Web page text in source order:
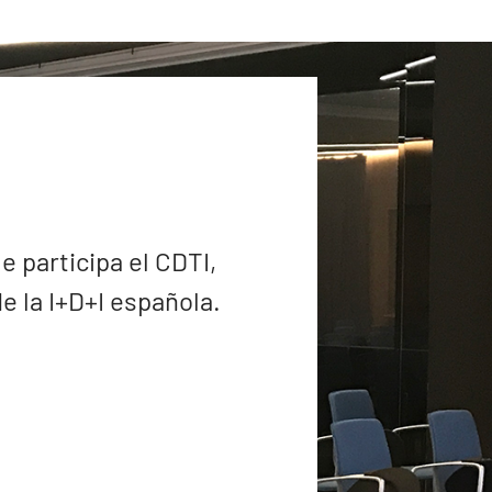
participa el CDTI,
la I+D+I española.